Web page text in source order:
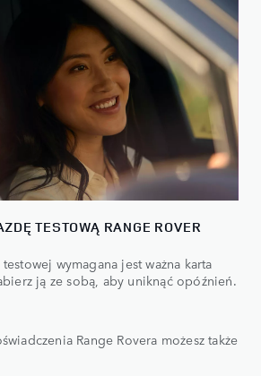
TESTOWĄ RANGE ROVER
wymagana jest ważna karta
ją ze sobą, aby uniknąć opóźnień.
Range Rovera możesz także